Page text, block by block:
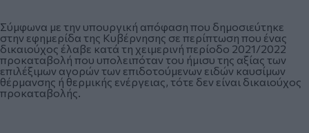
Σύμφωνα με την υπουργική απόφαση που δημοσιεύτηκε
στην εφημερίδα της Κυβέρνησης σε περίπτωση που ένας
δικαιούχος έλαβε κατά τη χειμερινή περίοδο 2021/2022
προκαταβολή που υπολειπόταν του ήμισυ της αξίας των
επιλέξιμων αγορών των επιδοτούμενων ειδών καυσίμων
θέρμανσης ή θερμικής ενέργειας, τότε δεν είναι δικαιούχος
προκαταβολής.